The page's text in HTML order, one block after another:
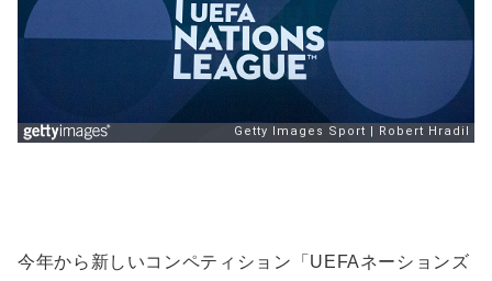
今年から新しいコンペティション「UEFAネーションズ